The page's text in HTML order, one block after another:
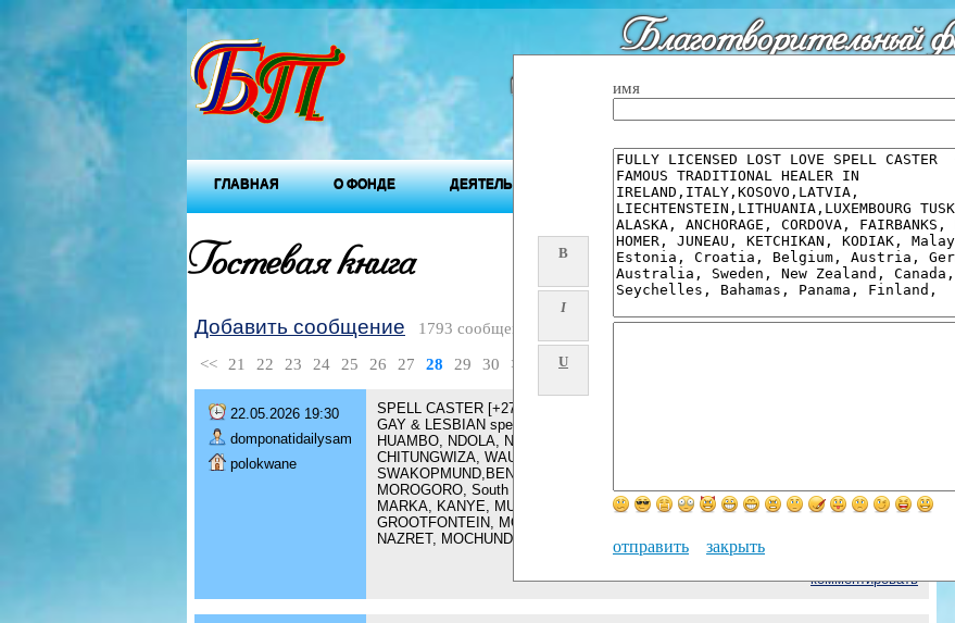
Благотворительный
"Будущее
ГЛАВНАЯ О ФОНДЕ ДЕЯТЕЛЬНОСТЬ ФОНДА ПРИДНЕСТРОВЬЕ ПРЕСС-ЦЕНТР
Гостевая книга B
I
U
имя
отправить закрыть
Добавить сообщение 1793 сообщений
<< 21 22 23 24 25 26 27 28 29 30 >>
22.05.2026 19:30
domponatidailysam
polokwane
SPELL CASTER [+27608019525]] ╬ TRADITIONAL HEALER/ SPIRITUAL HEALER /
GAY & LESBIAN spell/ Death & Revenge Spells /SANGOMA in WALIVIS BAY,
HUAMBO, NDOLA, NAMPULA, ARUSHA, MAUN, OSHAKATI, LOBITO,
CHITUNGWIZA, WAU, BUJUMBURA, KIKUYU, MBEYA, MOGODITSHANE,
SWAKOPMUND,BENGUELA, NAKURU, KUACJOK CHIMOIO, DIRE DAWA,
MOROGORO, South africa, SEROWE, KATIMA, LUBANGO, BERBERA, KISMAYO,
MARKA, KANYE, MULILO, MALANJE, TANGA, ELDORET, KISUMU, SELIBE,
GROOTFONTEIN, MOCAMEDES, MEK'ELE, PHIKWE, REHOBOTH, SOIO,
NAZRET, MOCHUNDI, KATUTURA, CABINDA, South Africa,
комментировать